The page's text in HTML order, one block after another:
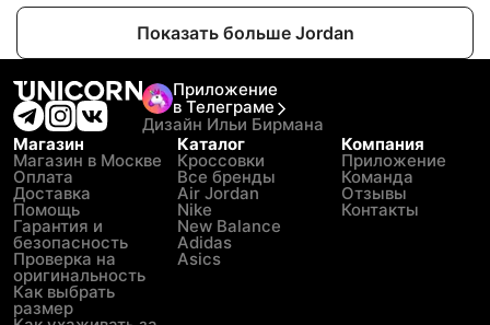
Показать больше Jordan
Приложение
в Телеграме
Дизайн Ильи Бирмана
Магазин
Магазин в Москве
Оплата
Доставка
Помощь
Гарантия и
безопасность
Проверка на
оригинальность
Как выбрать
размер
Каталог
Кроссовки
Все бренды
Air Jordan
Nike
New Balance
Adidas
Asics
Компания
Приложение
Команда
Отзывы
Контакты